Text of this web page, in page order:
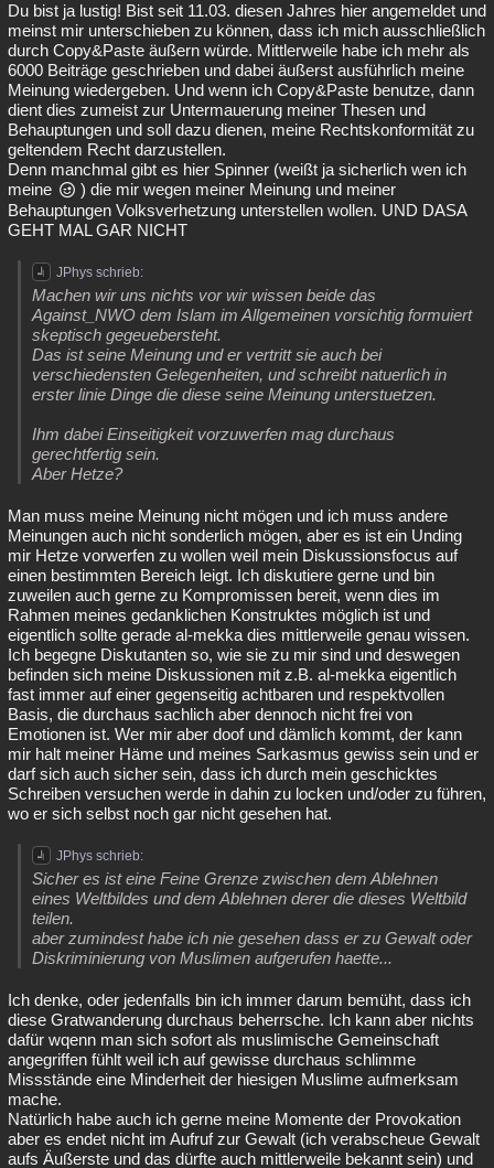
Du bist ja lustig! Bist seit 11.03. diesen Jahres hier angemeldet und
meinst mir unterschieben zu können, dass ich mich ausschließlich
durch Copy&Paste äußern würde. Mittlerweile habe ich mehr als
6000 Beiträge geschrieben und dabei äußerst ausführlich meine
Meinung wiedergeben. Und wenn ich Copy&Paste benutze, dann
dient dies zumeist zur Untermauerung meiner Thesen und
Behauptungen und soll dazu dienen, meine Rechtskonformität zu
geltendem Recht darzustellen.
Denn manchmal gibt es hier Spinner (weißt ja sicherlich wen ich
meine
) die mir wegen meiner Meinung und meiner
Behauptungen Volksverhetzung unterstellen wollen. UND DASA
GEHT MAL GAR NICHT
JPhys schrieb:
Machen wir uns nichts vor wir wissen beide das
Against_NWO dem Islam im Allgemeinen vorsichtig formuiert
skeptisch gegeuebersteht.
Das ist seine Meinung und er vertritt sie auch bei
verschiedensten Gelegenheiten, und schreibt natuerlich in
erster linie Dinge die diese seine Meinung unterstuetzen.
Ihm dabei Einseitigkeit vorzuwerfen mag durchaus
gerechtfertig sein.
Aber Hetze?
Man muss meine Meinung nicht mögen und ich muss andere
Meinungen auch nicht sonderlich mögen, aber es ist ein Unding
mir Hetze vorwerfen zu wollen weil mein Diskussionsfocus auf
einen bestimmten Bereich leigt. Ich diskutiere gerne und bin
zuweilen auch gerne zu Kompromissen bereit, wenn dies im
Rahmen meines gedanklichen Konstruktes möglich ist und
eigentlich sollte gerade al-mekka dies mittlerweile genau wissen.
Ich begegne Diskutanten so, wie sie zu mir sind und deswegen
befinden sich meine Diskussionen mit z.B. al-mekka eigentlich
fast immer auf einer gegenseitig achtbaren und respektvollen
Basis, die durchaus sachlich aber dennoch nicht frei von
Emotionen ist. Wer mir aber doof und dämlich kommt, der kann
mir halt meiner Häme und meines Sarkasmus gewiss sein und er
darf sich auch sicher sein, dass ich durch mein geschicktes
Schreiben versuchen werde in dahin zu locken und/oder zu führen,
wo er sich selbst noch gar nicht gesehen hat.
JPhys schrieb:
Sicher es ist eine Feine Grenze zwischen dem Ablehnen
eines Weltbildes und dem Ablehnen derer die dieses Weltbild
teilen.
aber zumindest habe ich nie gesehen dass er zu Gewalt oder
Diskriminierung von Muslimen aufgerufen haette...
Ich denke, oder jedenfalls bin ich immer darum bemüht, dass ich
diese Gratwanderung durchaus beherrsche. Ich kann aber nichts
dafür wqenn man sich sofort als muslimische Gemeinschaft
angegriffen fühlt weil ich auf gewisse durchaus schlimme
Missstände eine Minderheit der hiesigen Muslime aufmerksam
mache.
Natürlich habe auch ich gerne meine Momente der Provokation
aber es endet nicht im Aufruf zur Gewalt (ich verabscheue Gewalt
aufs Äußerste und das dürfte auch mittlerweile bekannt sein) und